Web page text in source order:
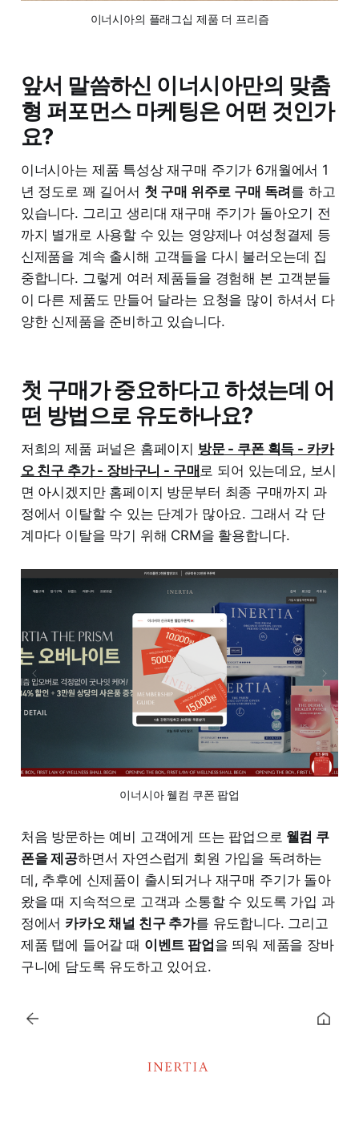
이너시아의 플래그십 제품 더 프리즘
앞서 말씀하신 이너시아만의 맞춤
형 퍼포먼스 마케팅은 어떤 것인가
요?
이너시아는 제품 특성상 재구매 주기가 6개월에서 1
년 정도로 꽤 길어서 첫 구매 위주로 구매 독려를 하고
있습니다. 그리고 생리대 재구매 주기가 돌아오기 전
까지 별개로 사용할 수 있는 영양제나 여성청결제 등
신제품을 계속 출시해 고객들을 다시 불러오는데 집
중합니다. 그렇게 여러 제품들을 경험해 본 고객분들
이 다른 제품도 만들어 달라는 요청을 많이 하셔서 다
양한 신제품을 준비하고 있습니다.
첫 구매가 중요하다고 하셨는데 어
떤 방법으로 유도하나요?
저희의 제품 퍼널은 홈페이지 방문 - 쿠폰 획득 - 카카
오 친구 추가 - 장바구니 - 구매로 되어 있는데요, 보시
면 아시겠지만 홈페이지 방문부터 최종 구매까지 과
정에서 이탈할 수 있는 단계가 많아요. 그래서 각 단
계마다 이탈을 막기 위해 CRM을 활용합니다.
이너시아 웰컴 쿠폰 팝업
처음 방문하는 예비 고객에게 뜨는 팝업으로 웰컴 쿠
폰을 제공하면서 자연스럽게 회원 가입을 독려하는
데, 추후에 신제품이 출시되거나 재구매 주기가 돌아
왔을 때 지속적으로 고객과 소통할 수 있도록 가입 과
정에서 카카오 채널 친구 추가를 유도합니다. 그리고
제품 탭에 들어갈 때 이벤트 팝업 을 띄워 제품을 장바
구니에 담도록 유도하고 있어요.